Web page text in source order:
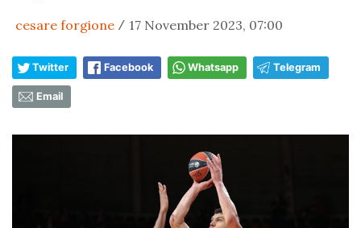
cesare forgione / 17 November 2023, 07:00
Twitter Facebook Whatsapp Telegram
Email